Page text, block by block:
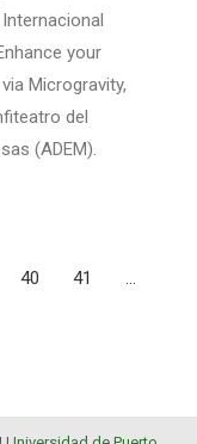
your
Microgravity,
del
(ADEM).
40 41
…